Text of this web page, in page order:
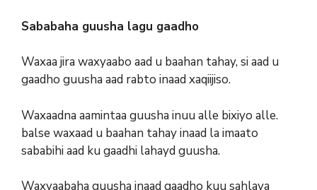
Sababaha guusha lagu gaadho
Waxaa jira waxyaabo aad u baahan tahay, si aad u
gaadho guusha aad rabto inaad xaqiijiso.
Waxaadna aamintaa guusha inuu alle bixiyo alle.
balse waxaad u baahan tahay inaad la imaato
sababihi aad ku gaadhi lahayd guusha.
Waxyaabaha guusha inaad gaadho kuu sahlaya